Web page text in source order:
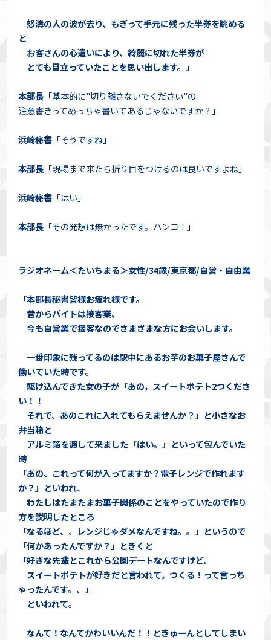
怒濤の人の波が去り、もぎって手元に残った半券を眺める
と
お客さんの心遣いにより、綺麗に切れた半券が
とても目立っていたことを思い出します。」
本部長「基本的に"切り離さないでください"の
注意書きってめっちゃ書いてあるじゃないですか？」
浜崎秘書「そうですね」
本部長「現場まで来たら折り目をつけるのは良いですよね」
浜崎秘書「はい」
本部長「その発想は無かったです。ハンコ！」
ラジオネーム＜たいちまる＞女性/34歳/東京都/自営・自由業
「本部長秘書皆様お疲れ様です。
昔からバイトは接客業、
今も自営業で接客なのでさまざまな方にお会いします。
一番印象に残ってるのは駅中にあるお芋のお菓子屋さんで
働いていた時です。
駆け込んできた女の子が「あの，スイートポテト2つくださ
い！！
それで、あのこれに入れてもらえませんか？」と小さなお
弁当箱と
アルミ箔を渡して来ました「はい。」といって包んでいた
時
「あの、これって何が入ってますか？電子レンジで作れます
か？」といわれ、
わたしはたまたまお菓子関係のことをやっていたので作り
方を説明したところ
「なるほど、、レンジじゃダメなんですね。。」というので
「何かあったんですか？」ときくと
「好きな先輩とこれから公園デートなんですけど、
スイートポテトが好きだと言われて，つくる！って言っち
ゃったんです。、」
といわれて。
なんて！なんてかわいいんだ！！ときゅーんとしてしまい